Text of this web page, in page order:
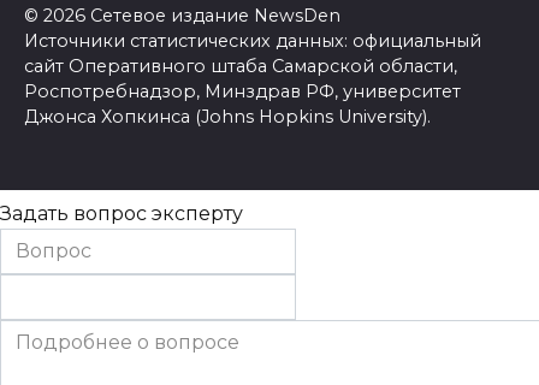
© 2026 Сетевое издание NewsDen
Источники статистических данных: официальный
сайт Оперативного штаба Самарской области,
Роспотребнадзор, Минздрав РФ, университет
Джонса Хопкинса (Johns Hopkins University).
Задать вопрос эксперту